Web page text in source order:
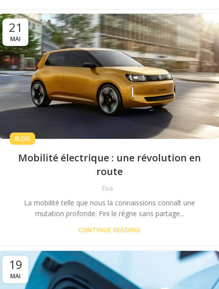
21
MAI
BLOG
Mobilité électrique : une révolution en
route
Eva
La mobilité telle que nous la connaissions connaît une
mutation profonde. Fini le règne sans partage...
CONTINUE READING
19
MAI